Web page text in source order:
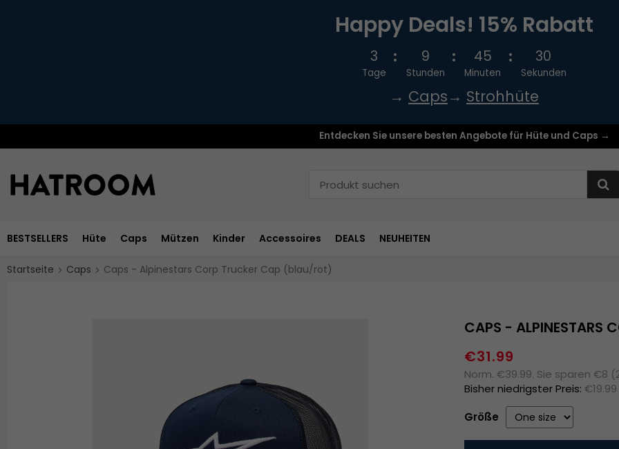
Happy Deals! 15% Rabatt
3
Tage
9
Stunden
45
Minuten
29
Sekunden
→ Caps→ Strohhüte
Entdecken Sie unsere besten Angebote für Hüte und Caps →
BESTSELLERS Hüte Caps Mützen Kinder Accessoires DEALS NEUHEITEN
Startseite Caps Caps - Alpinestars Corp Trucker Cap (blau/rot)
CAPS - ALPINESTARS
€31.99
Norm. €39.99. Sie sparen €8
Bisher niedrigster Preis: €19.99
Größe